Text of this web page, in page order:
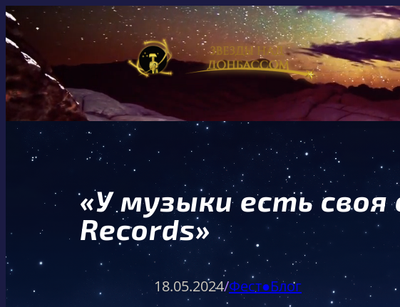
Перейти
к
содержимому
«У музыки есть
Records»
18.05.2024/Фест●Блог